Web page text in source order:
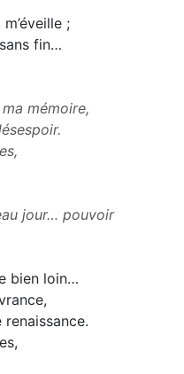
;
fin…
mémoire,
jour… pouvoir
bien loin…
renaissance.